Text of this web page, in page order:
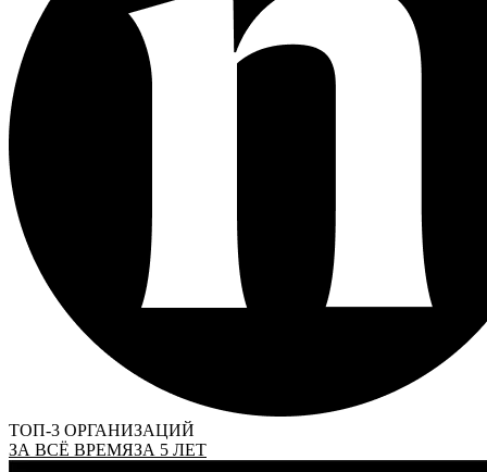
ТОП-3 ОРГАНИЗАЦИЙ
ЗА ВСЁ ВРЕМЯЗА 5 ЛЕТ